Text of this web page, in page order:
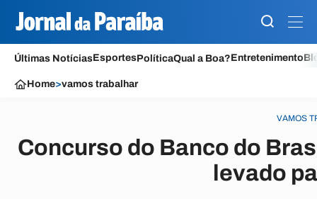
Últimas NotíciasEsportesPolíticaQual a Boa?Entretenimento
Home>vamos trabalhar
VAMOS
Concurso do Banco do
levado